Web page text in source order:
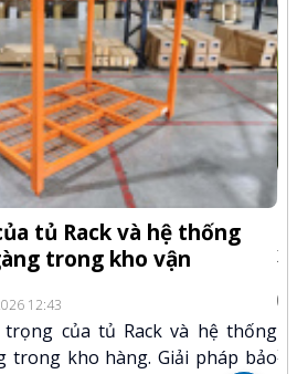
12:43
tủ Rack và hệ thống
trong kho vận
của tủ Rack và hệ thống
trong kho hàng. Giải pháp bảo